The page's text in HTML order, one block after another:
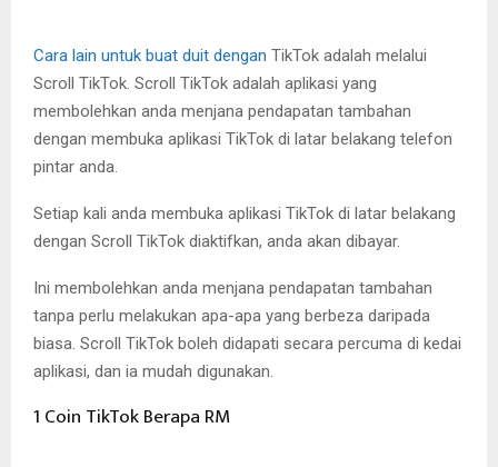
Cara lain untuk buat duit dengan TikTok adalah melalui
Scroll TikTok. Scroll TikTok adalah aplikasi yang
membolehkan anda menjana pendapatan tambahan
dengan membuka aplikasi TikTok di latar belakang telefon
pintar anda.
Setiap kali anda membuka aplikasi TikTok di latar belakang
dengan Scroll TikTok diaktifkan, anda akan dibayar.
Ini membolehkan anda menjana pendapatan tambahan
tanpa perlu melakukan apa-apa yang berbeza daripada
biasa. Scroll TikTok boleh didapati secara percuma di kedai
aplikasi, dan ia mudah digunakan.
1 Coin TikTok Berapa RM